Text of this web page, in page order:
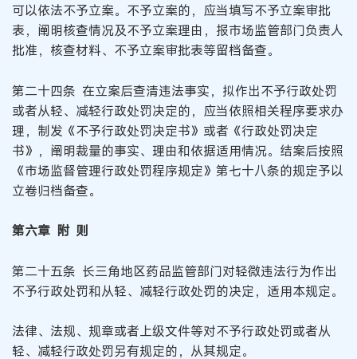
可以依法不予立案。不予立案的，应当填写不予立案审批
表，阐明核查情况及不予立案理由，报市场监管部门负责人
批准，核查材料、不予立案审批表等留档备查。
第二十四条 在立案后查清违法事实，拟作出不予行政处罚
或者从轻、减轻行政处罚决定的，应当依照相关程序要求办
理，制发《不予行政处罚决定书》或者《行政处罚决定
书》，阐明裁量的事实、理由和依据适用情况。结案后按照
《市场监督管理行政处罚程序规定》第七十八条的规定予以
立卷归档备查。
第六章 附 则
第二十五条 长三角地区药品监管部门对轻微违法行为作出
不予行政处罚和从轻、减轻行政处罚的决定，适用本规定。
法律、法规、规章或者上级文件等对不予行政处罚或者从
轻、减轻行政处罚另有规定的，从其规定。